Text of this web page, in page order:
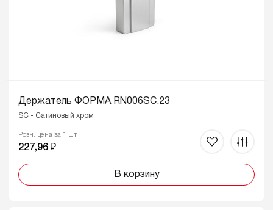
Держатель ФОРМА RN006SC.23
SC - Сатиновый хром
Розн. цена за 1 шт
227,96 ₽
В корзину